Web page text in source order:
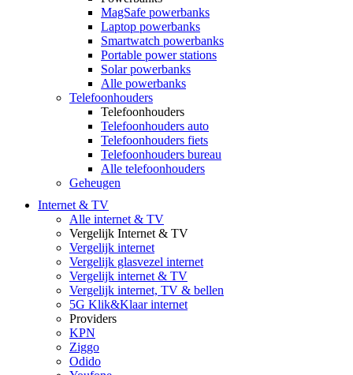
MagSafe powerbanks
Laptop powerbanks
Smartwatch powerbanks
Portable power stations
Solar powerbanks
Alle powerbanks
Telefoonhouders
Telefoonhouders
Telefoonhouders auto
Telefoonhouders fiets
Telefoonhouders bureau
Alle telefoonhouders
Geheugen
Internet & TV
Alle internet & TV
Vergelijk Internet & TV
Vergelijk internet
Vergelijk glasvezel internet
Vergelijk internet & TV
Vergelijk internet, TV & bellen
5G Klik&Klaar internet
Providers
KPN
Ziggo
Odido